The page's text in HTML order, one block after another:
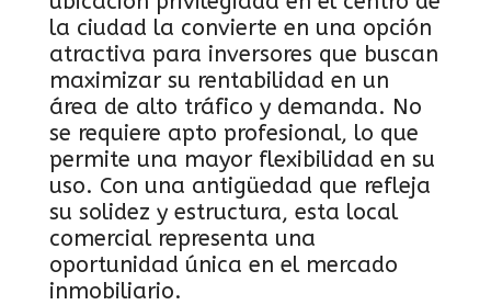
la ciudad la convierte en una opción
atractiva para inversores que buscan
maximizar su rentabilidad en un
área de alto tráfico y demanda. No
se requiere apto profesional, lo que
permite una mayor flexibilidad en su
uso. Con una antigüedad que refleja
su solidez y estructura, esta local
comercial representa una
oportunidad única en el mercado
inmobiliario.